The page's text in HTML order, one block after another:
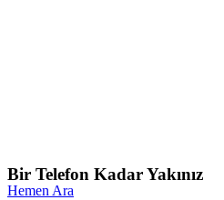
Bir Telefon Kadar Yakınız
Hemen Ara